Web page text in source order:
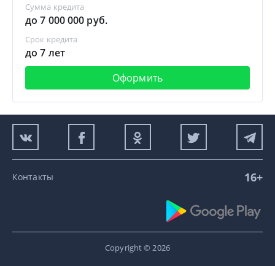
Сумма кредита
до 7 000 000 руб.
Срок кредита
до 7 лет
Оформить
Контакты 16+
Copyright © 2026